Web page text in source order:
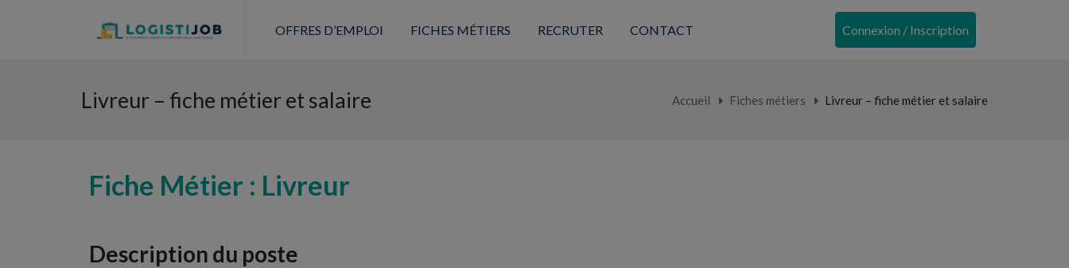
OFFRES D’EMPLOI FICHES MÉTIERS RECRUTER CONTACT Connexion / Inscription
Livreur – fiche métier et salaire Accueil Fiches métiers Livreur – fiche métier et salaire
Fiche Métier : Livreur
Description du poste